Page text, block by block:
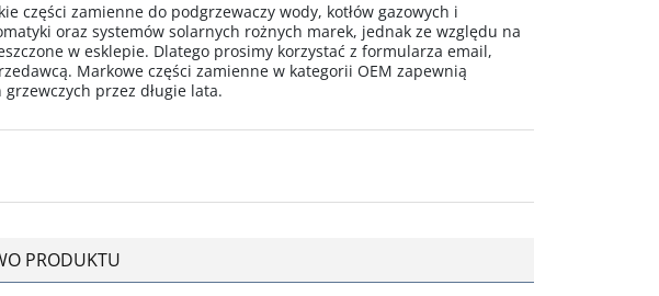
części zamienne do podgrzewaczy wody, kotłów gazowych i
oraz systemów solarnych rożnych marek, jednak ze względu na
w esklepie. Dlatego prosimy korzystać z formularza email,
Markowe części zamienne w kategorii OEM zapewnią
przez długie lata.
PRODUKTU